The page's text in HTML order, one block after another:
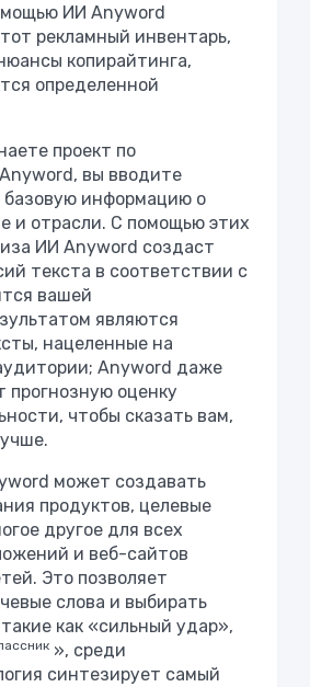
ИИ Anyword
рекламный инвентарь,
копирайтинга,
определенной
проект по
вы вводите
базовую информацию о
и отрасли. С помощью этих
ИИ Anyword создаст
текста в соответствии с
вашей
являются
нацеленные на
Anyword даже
прогнозную оценку
чтобы сказать вам,
может создавать
продуктов, целевые
другое для всех
и веб-сайтов
Это позволяет
слова и выбирать
как «сильный удар»,
», среди
синтезирует самый